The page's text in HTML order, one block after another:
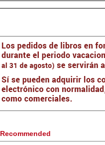
Recommended